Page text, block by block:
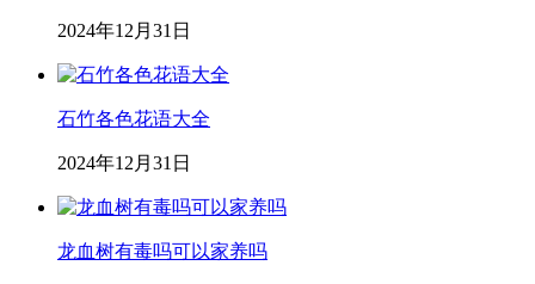
2024年12月31日
石竹各色花语大全
2024年12月31日
龙血树有毒吗可以家养吗